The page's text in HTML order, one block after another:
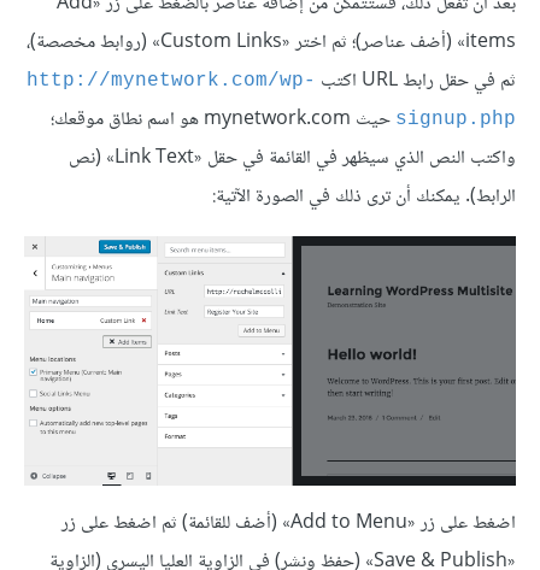
items» (أضف عناصر)؛ ثم اختر «Custom Links» (روابط مخصصة)،
ثم في حقل رابط URL اكتب
http://mynetwork.com/wp-
signup.php
حيث mynetwork.com هو اسم نطاق موقعك؛
واكتب النص الذي سيظهر في القائمة في حقل «Link Text» (نص
الرابط). يمكنك أن ترى ذلك في الصورة الآتية:
اضغط على زر «Add to Menu» (أضف للقائمة) ثم اضغط على زر
«Save & Publish» (حفظ ونشر) في الزاوية العليا اليسرى (الزاوية